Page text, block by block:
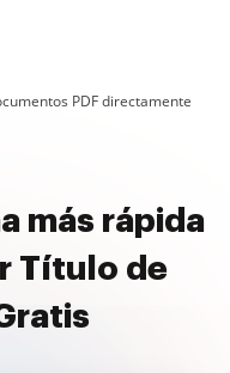
PDF directamente
más rápida
Título de